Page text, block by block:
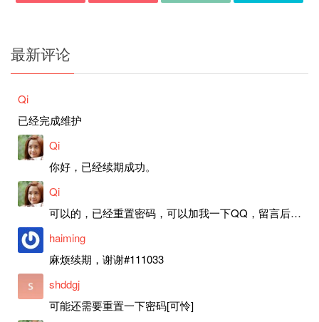
最新评论
Qi
已经完成维护
Qi
你好，已经续期成功。
Qi
可以的，已经重置密码，可以加我一下QQ，留言后我就发密码给你。
haiming
麻烦续期，谢谢#111033
shddgj
可能还需要重置一下密码[可怜]